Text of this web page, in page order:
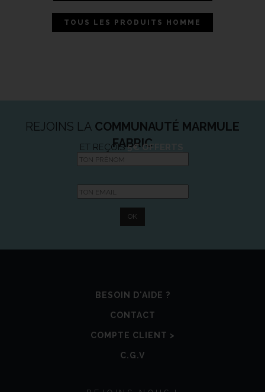
TOUS LES PRODUITS HOMME
REJOINS LA COMMUNAUTÉ MARMULE
FABRIC
ET REÇOIS5€ OFFERTS
BESOIN D'AIDE ?
CONTACT
COMPTE CLIENT >
C.G.V